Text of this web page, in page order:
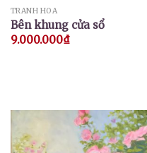
TRANH HOA
Bên khung cửa sổ
9.000.000₫